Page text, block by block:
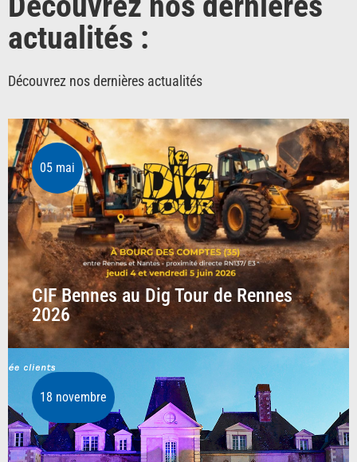
actualités :
Découvrez nos dernières actualités
CIF Bennes au Dig Tour de Rennes
2026
05 mai
18 novembre